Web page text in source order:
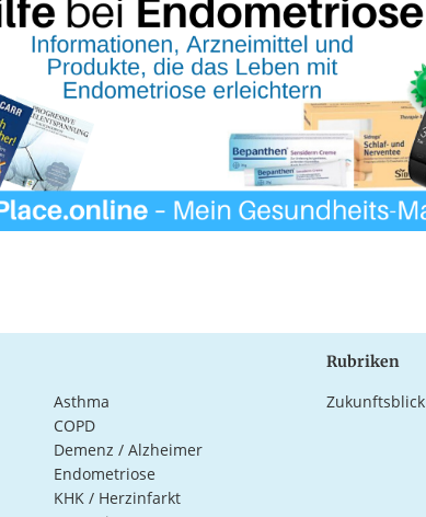
Asthma
COPD
Demenz / Alzheimer
Endometriose
KHK / Herzinfarkt
Rubriken
Zukunftsblick